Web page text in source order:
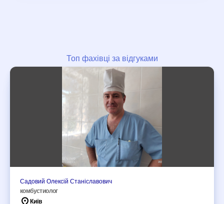
Топ фахівці за відгуками
Дивитися всіх
Садовий Олексій Станiславович
комбустиолог
Київ